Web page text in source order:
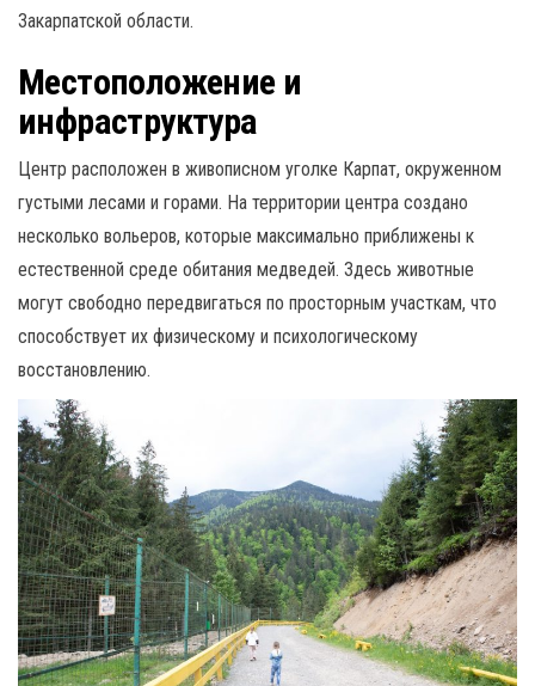
Закарпатской области.
Местоположение и
инфраструктура
Центр расположен в живописном уголке Карпат, окруженном
густыми лесами и горами. На территории центра создано
несколько вольеров, которые максимально приближены к
естественной среде обитания медведей. Здесь животные
могут свободно передвигаться по просторным участкам, что
способствует их физическому и психологическому
восстановлению.